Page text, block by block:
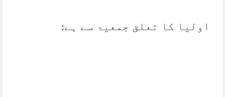
اولیا کا تعلق جمعیۃ سے ہے: